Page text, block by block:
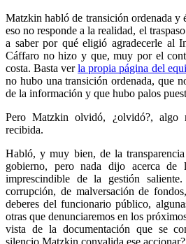
Matzkin habló de transición ordenada y
eso no responde a la realidad, el
a saber por qué eligió agradecerle al
Cáffaro no hizo y que, muy por el
costa. Basta verla propia página del
no hubo una transición ordenada, que
de la información y que hubo palos
Pero Matzkin olvidó, ¿olvidó?, algo
recibida.
Habló, y muy bien, de la
gobierno, pero nada dijo acerca de
imprescindible de la gestión
corrupción, de malversación de
deberes del funcionario público,
otras que denunciaremos en los
vista de la documentación que se
silencio Matzkin convalida ese accionar?